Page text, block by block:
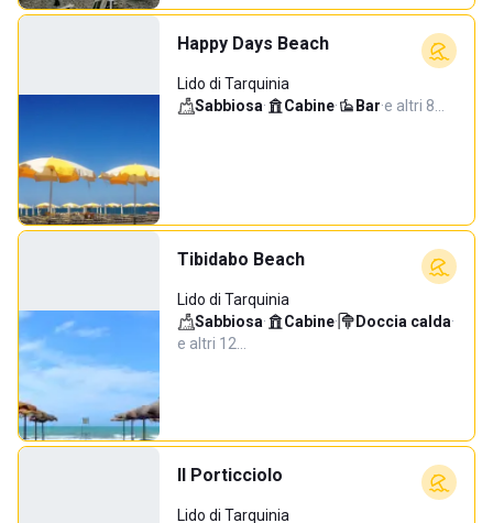
Happy Days Beach
Lido di Tarquinia
Sabbiosa· Cabine· Bar·e altri 8…
Tibidabo Beach
Lido di Tarquinia
Sabbiosa· Cabine· Doccia calda·
e altri 12…
Il Porticciolo
Lido di Tarquinia